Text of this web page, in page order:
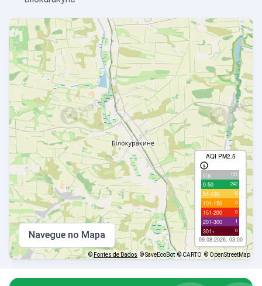
AQI PM2.5
с/д 101
0-50 242
51-100 6
101-150 0
151-200 0
201-300 1
301+ 0
09.08.2026, 03:00
Navegue no Mapa
©Fontes de Dados © SaveEcoBot © CARTO © OpenStreetMap